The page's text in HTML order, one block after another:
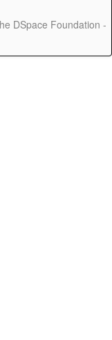
DSpace Foundation -